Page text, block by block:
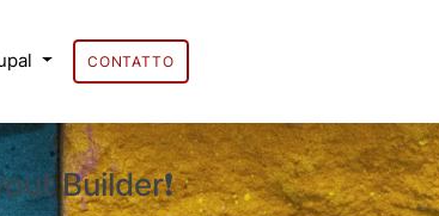
CONTATTO
Builder❗